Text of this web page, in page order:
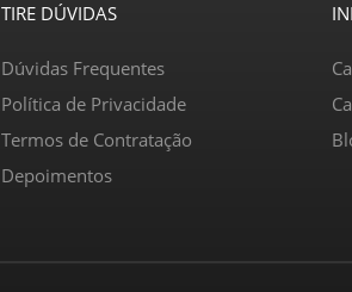
TIRE DÚVIDAS
Dúvidas Frequentes
Política de Privacidade
Termos de Contratação
Depoimentos